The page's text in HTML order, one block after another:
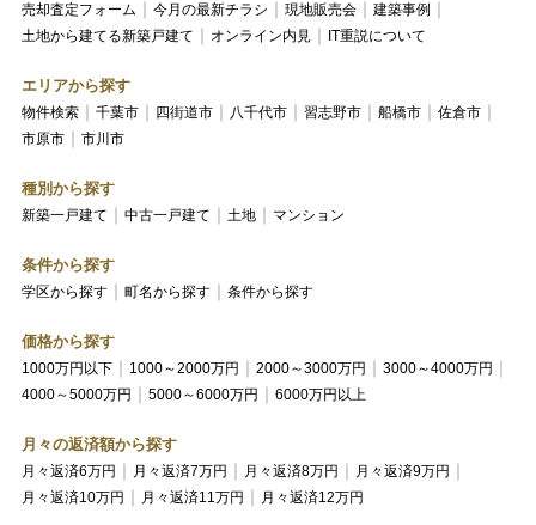
売却査定フォーム
今月の最新チラシ 現地販売会
建築事例
土地から建てる新築戸建て
オンライン内見 IT重説について
エリアから探す
物件検索 千葉市 四街道市 八千代市 習志野市 船橋市
佐倉市
市原市
市川市
種別から探す
新築一戸建て 中古一戸建て 土地 マンション
条件から探す
学区から探す 町名から探す 条件から探す
価格から探す
1000万円以下 1000～2000万円 2000～3000万円
3000～4000万円
4000～5000万円
5000～6000万円 6000万円以上
月々の返済額から探す
月々返済6万円 月々返済7万円 月々返済8万円
月々返済9万円
月々返済10万円
月々返済11万円 月々返済12万円